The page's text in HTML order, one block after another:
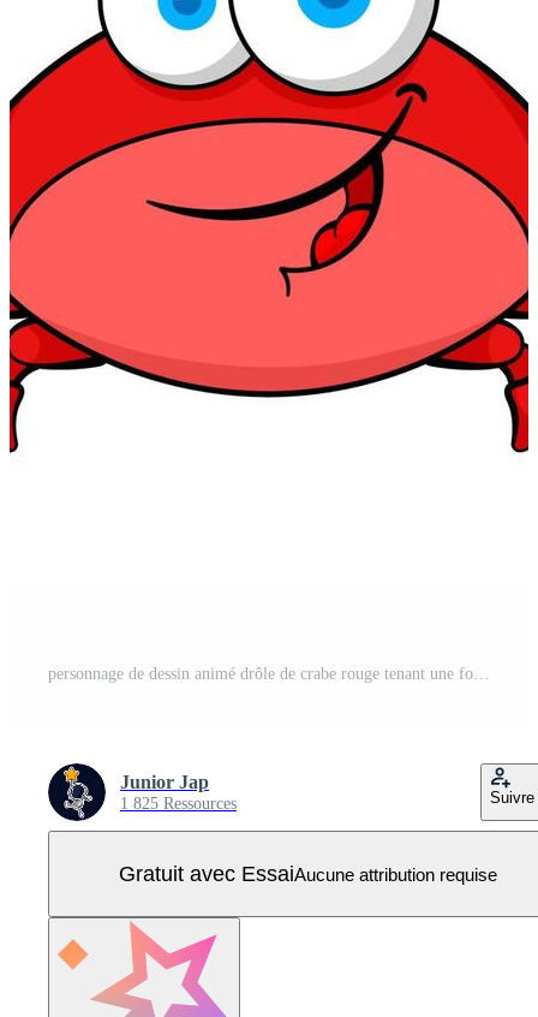
personnage de dessin animé drôle de crabe rouge tenant une fourchette et un couteau Vecteur Pro
Junior Jap
1 825 Ressources Suivre
Gratuit avec EssaiAucune attribution requise